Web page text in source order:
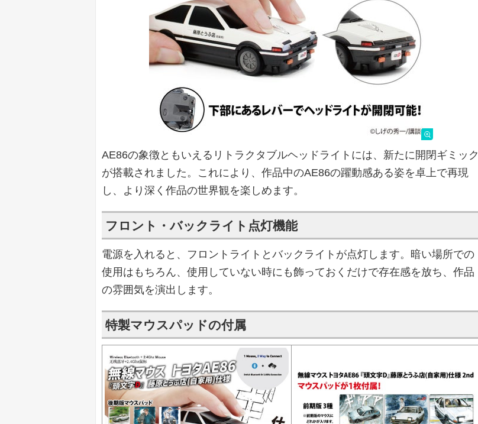
AE86の象徴ともいえるリトラクタブルヘッドライトには、新たに開閉ギミック
が搭載されました。これにより、作品中のAE86の躍動感ある姿を卓上で再現
し、より深く作品の世界観を楽しめます。
フロント・バックライト点灯機能
電源を入れると、フロントライトとバックライトが点灯します。暗い場所での
使用はもちろん、使用していない時にも飾っておくだけで存在感を放ち、作品
の雰囲気を演出します。
特製マウスパッドの付属